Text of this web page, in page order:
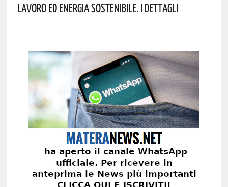
Lavoro Ed Energia Sostenibile. I Dettagli